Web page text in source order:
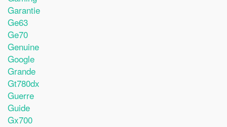
Garantie
Ge63
Ge70
Genuine
Google
Grande
Gt780dx
Guerre
Guide
Gx700